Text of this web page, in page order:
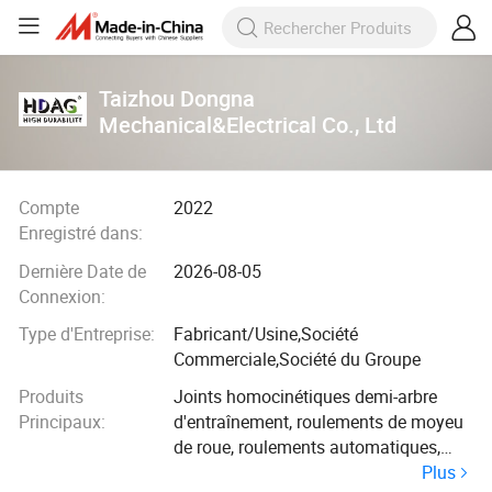
Taizhou Dongna
Mechanical&Electrical Co., Ltd
Compte
Enregistré dans:
2022
Dernière Date de
Connexion:
2026-08-05
Type d'Entreprise:
Fabricant/Usine,Société
Commerciale,Société du Groupe
Produits
Principaux:
Joints homocinétiques demi-arbre
d'entraînement, roulements de moyeu
de roue, roulements automatiques,
maître-cylindre de frein/cylindre de
Plus